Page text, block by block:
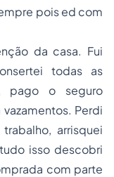
pois ed com
da casa. Fui
todas as
pago o seguro
Perdi
arrisquei
isso descobri
com parte